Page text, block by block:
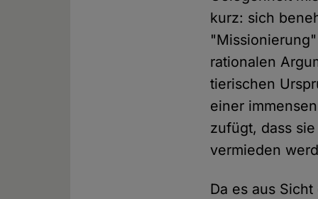
kurz: sich
rationalen
tierischen
einer
zufügt, dass
vermieden
Da es aus